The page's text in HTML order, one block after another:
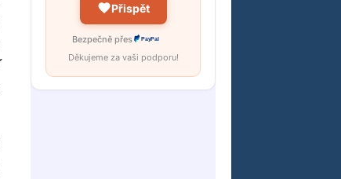
Přispět
Bezpečně přes PayPal
Děkujeme za vaši podporu!